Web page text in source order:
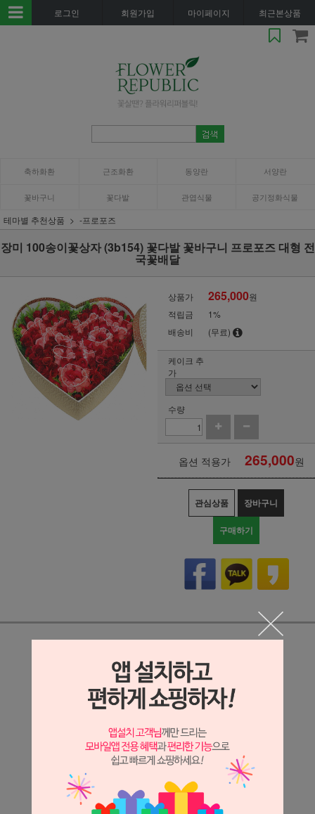
로그인 회원가입 마이페이지 최근본상품
축하화환 근조화환 동양란 서양란
꽃바구니 꽃다발 관엽식물 공기정화식물
테마별 추천상품 -프로포즈
장미 100송이꽃상자 (3b154) 꽃다발 꽃바구니 프로포즈 대형 전
국꽃배달
상품가 265,000원
적립금
1%
배송비
(무료)
케이크 추
가
수량
옵션 적용가 265,000원
관심상품 장바구니
구매하기
상세정보 새창 열기
상세 정보를 확대해 보실 수 있습니다.
※ 필독해주세요 ※
는 시세 변동에 따라 가격이 달라질 수 있으니
문의 후 주문 바랍니다.